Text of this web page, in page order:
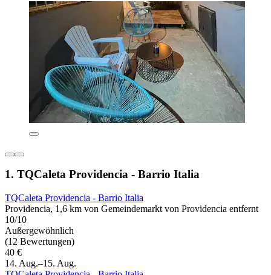
1. TQCaleta Providencia - Barrio Italia
TQCaleta Providencia - Barrio Italia
Providencia, 1,6 km von Gemeindemarkt von Providencia entfernt
10/10
Außergewöhnlich
(12 Bewertungen)
40 €
14. Aug.–15. Aug.